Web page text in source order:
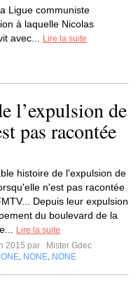
Ligue communiste
à laquelle Nicolas
avec...
Lire la suite
l’expulsion de
pas racontée
histoire de l'expulsion de
n'est pas racontée
Depuis leur expulsion
du boulevard de la
Lire la suite
2015 par
Mister Gdec
NONE NONE